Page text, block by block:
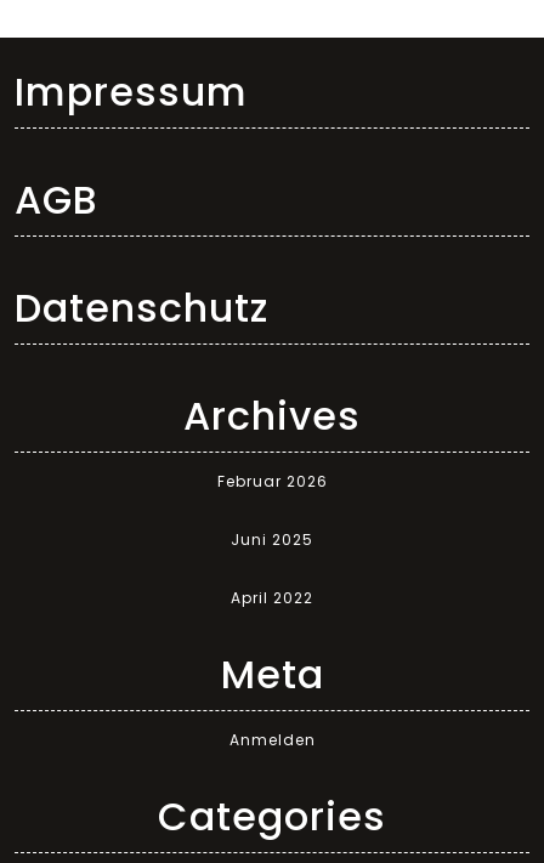
Impressum
AGB
Datenschutz
Archives
Februar 2026
Juni 2025
April 2022
Meta
Anmelden
Categories